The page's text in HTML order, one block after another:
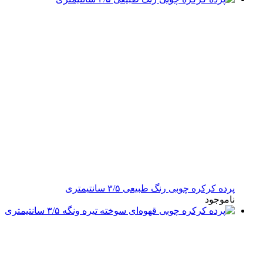
پرده کرکره چوبی رنگ طبیعی ۳/۵ سانتیمتری
ناموجود